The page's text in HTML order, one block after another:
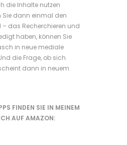
die Inhalte nutzen
Sie dann einmal den
– das Recherchieren und
haben, können Sie
in neue mediale
die Frage, ob sich
dann in neuem
FINDEN SIE IN MEINEM
AUF AMAZON: